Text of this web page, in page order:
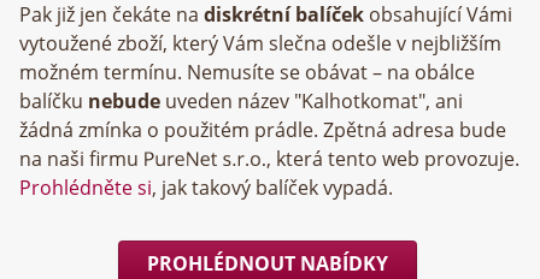
Pak již jen čekáte na diskrétní balíček obsahující Vámi
vytoužené zboží, který Vám slečna odešle v nejbližším
možném termínu. Nemusíte se obávat – na obálce
balíčku nebude uveden název "Kalhotkomat", ani
žádná zmínka o použitém prádle. Zpětná adresa bude
na naši firmu
, která tento web provozuje.
Prohlédněte si, jak takový balíček vypadá.
PROHLÉDNOUT NABÍDKY